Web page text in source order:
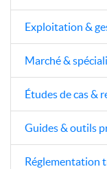
Exploitation &
Marché &
Études de cas &
Guides & outils
Réglementation